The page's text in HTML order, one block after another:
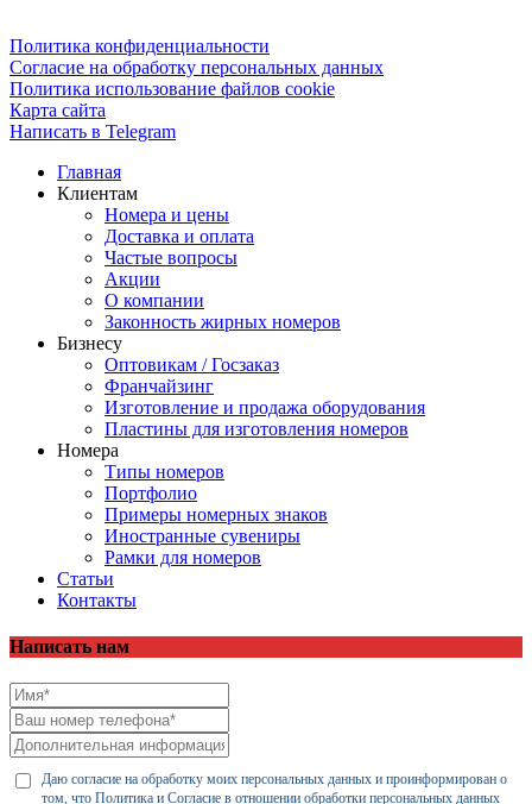
Политика конфиденциальности
Согласие на обработку персональных данных
Политика использование файлов cookie
Карта сайта
Написать в Telegram
Главная
Клиентам
Номера и цены
Доставка и оплата
Частые вопросы
Акции
О компании
Законность жирных номеров
Бизнесу
Оптовикам / Госзаказ
Франчайзинг
Изготовление и продажа оборудования
Пластины для изготовления номеров
Номера
Типы номеров
Портфолио
Примеры номерных знаков
Иностранные сувениры
Рамки для номеров
Статьи
Контакты
Написать нам
Даю согласие на обработку моих персональных данных и проинформирован о
том, что Политика и Согласие в отношении обработки персональных данных